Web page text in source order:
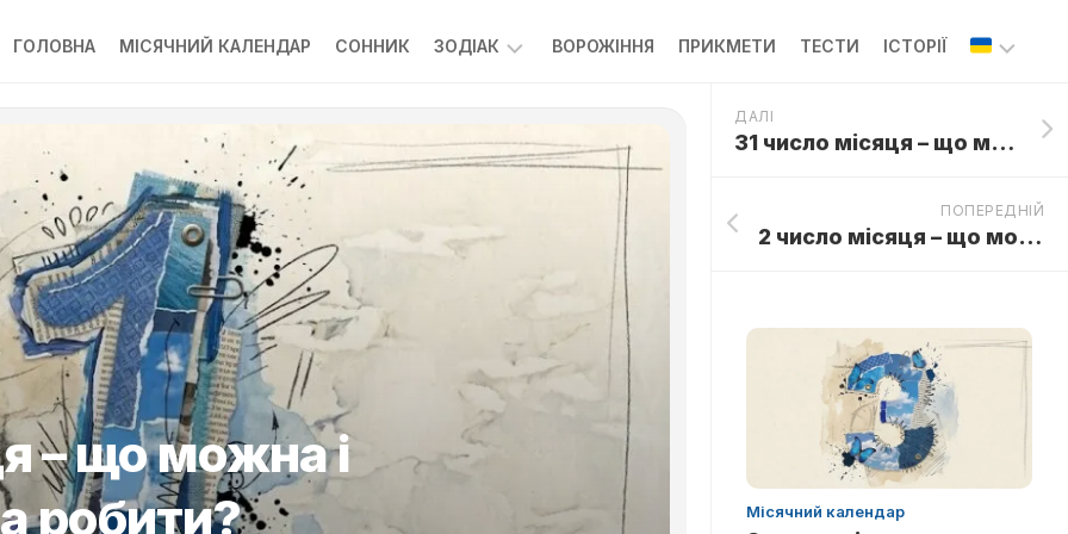
ГОЛОВНА МІСЯЧНИЙ КАЛЕНДАР СОННИК ЗОДІАК ВОРОЖІННЯ ПРИКМЕТИ ТЕСТИ ІСТОРІЇ
– що можна і
робити?
ДАЛІ
31 число місяця – що можна і чого не можна робити?
ПОПЕРЕДНІЙ
2 число місяця – що можна і чого не можна робити?
Місячний календар